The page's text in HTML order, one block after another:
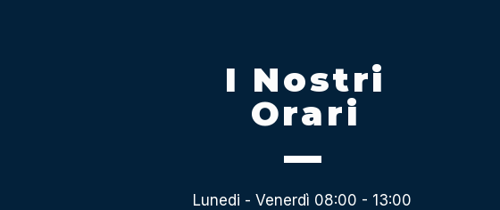
I Nostri
Orari
Lunedi - Venerdì 08:00 - 13:00